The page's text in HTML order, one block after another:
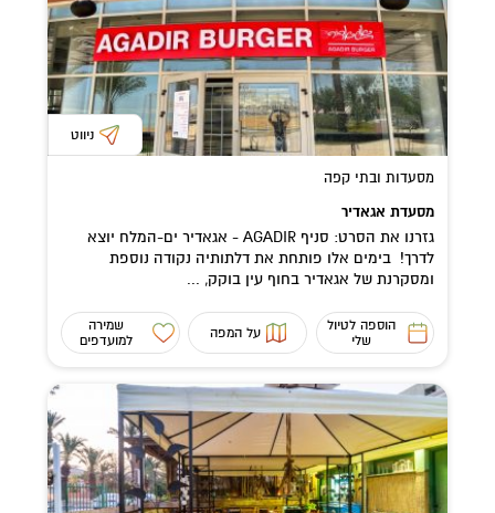
ניווט
מסעדות ובתי קפה
מסעדת אגאדיר
גזרנו את הסרט: סניף AGADIR - אגאדיר ים-המלח יוצא
לדרך! בימים אלו פותחת את דלתותיה נקודה נוספת
ומסקרנת של אגאדיר בחוף עין בוקק, ...
הוספה לטיול
שלי
על המפה
שמירה
למועדפים